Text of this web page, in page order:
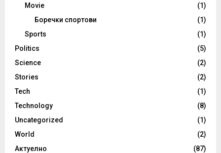
Movie
(1)
Боречки спортови
(1)
Sports
(1)
Politics
(5)
Science
(2)
Stories
(2)
Tech
(1)
Technology
(8)
Uncategorized
(1)
World
(2)
Актуелно
(87)